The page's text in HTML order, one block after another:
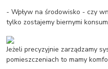
- Wpływ na środowisko - czy
tylko zostajemy biernymi
Jeżeli precyzyjnie zarządzamy
pomieszczeniach to mamy